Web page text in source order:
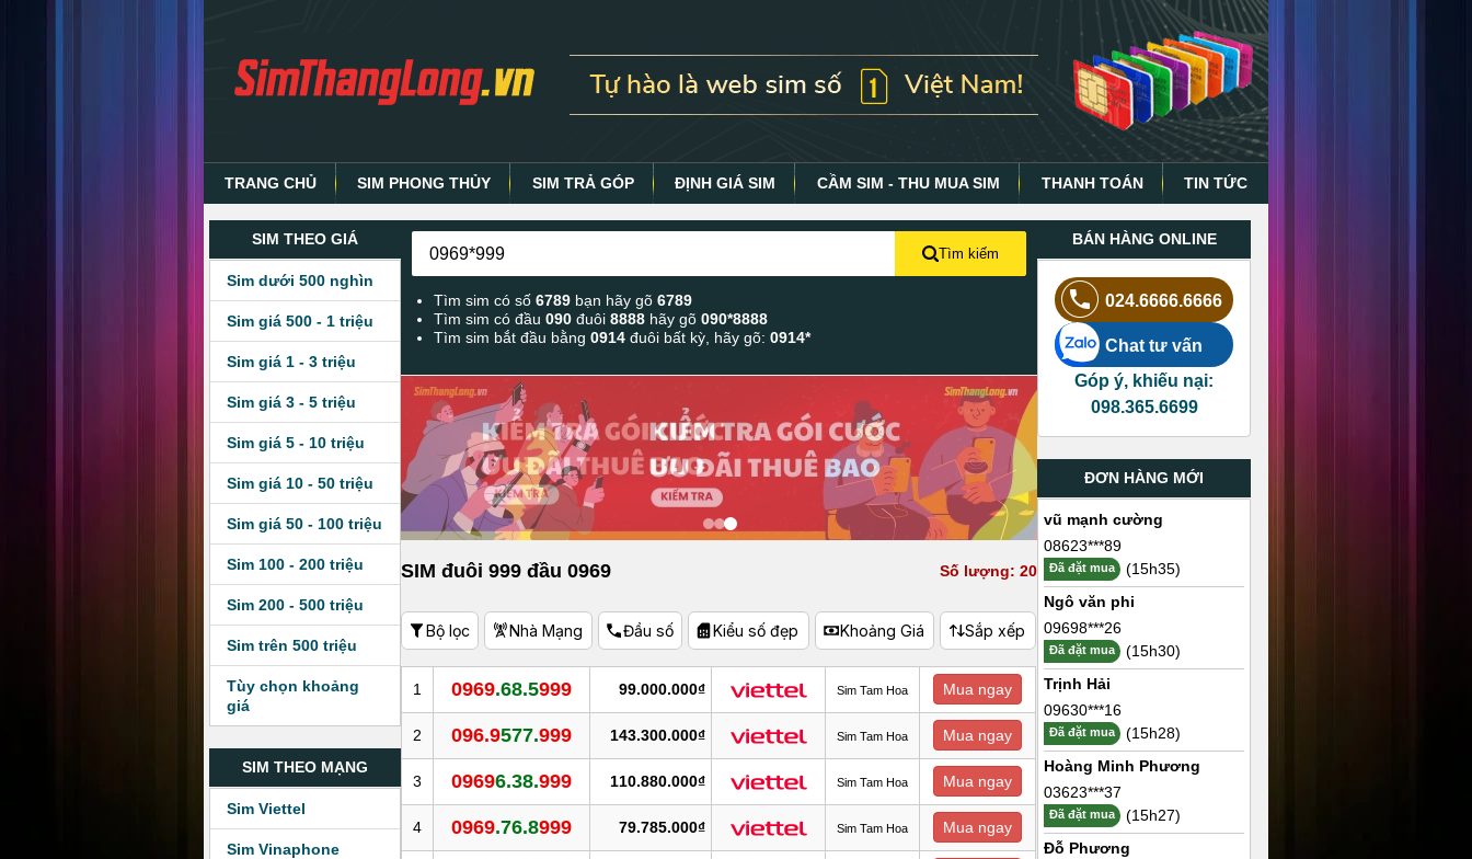
TRANG CHỦ SIM PHONG THỦY SIM TRẢ GÓP ĐỊNH GIÁ SIM CẦM SIM - THU MUA SIM THANH TOÁN TIN TỨC
SIM THEO GIÁ
Sim dưới 500 nghìn
Sim giá 500 - 1 triệu
Sim giá 1 - 3 triệu
Sim giá 3 - 5 triệu
Sim giá 5 - 10 triệu
Sim giá 10 - 50 triệu
Sim giá 50 - 100 triệu
Sim 100 - 200 triệu
Sim 200 - 500 triệu
Sim trên 500 triệu
Tùy chọn khoảng
giá
SIM THEO MẠNG
Sim Viettel
Sim Vinaphone
Tìm kiếm
Tìm sim có số6789 bạn hãy gõ6789
Tìm sim có đầu090đuôi8888 hãy gõ090*8888
Tìm sim bắt đầu bằng0914 đuôi bất kỳ, hãy gõ:0914*
SIM đuôi 999 đầu 0969 Số lượng: 20
Bộ lọc Nhà Mạng Đầu số Kiểu số đẹp Khoảng Giá Sắp xếp
1 0969.68.5999 99.000.000₫ Sim Tam Hoa Mua ngay
2 096.9577.999 143.300.000₫ Sim Tam Hoa Mua ngay
3 09696.38.999 110.880.000₫ Sim Tam Hoa Mua ngay
4 0969.76.8999 79.785.000₫ Sim Tam Hoa Mua ngay
BÁN HÀNG ONLINE
024.6666.6666
Chat tư vấn
Góp ý, khiếu nại:
098.365.6699
ĐƠN HÀNG MỚI
vũ mạnh cường
08623***89
Đã đặt mua
(15h35)
Ngô văn phi
09698***26
Đã đặt mua
(15h30)
Trịnh Hải
09630***16
Đã đặt mua
(15h28)
Hoàng Minh Phương
03623***37
Đã đặt mua
(15h27)
Đỗ Phương